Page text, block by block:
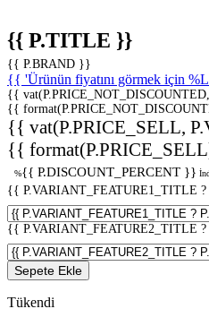
{{ P.TITLE }}
{{ P.BRAND }}
{{ 'Ürünün fiyatını görmek için
{{
{{
{{ vat(P.PRICE_SELL,
{{
%{{ P.DISCOUNT_PERCENT }}
{{ P.VARIANT_FEATURE1_TITLE
{{ P.VARIANT_FEATURE2_TITLE
Sepete Ekle
Tükendi